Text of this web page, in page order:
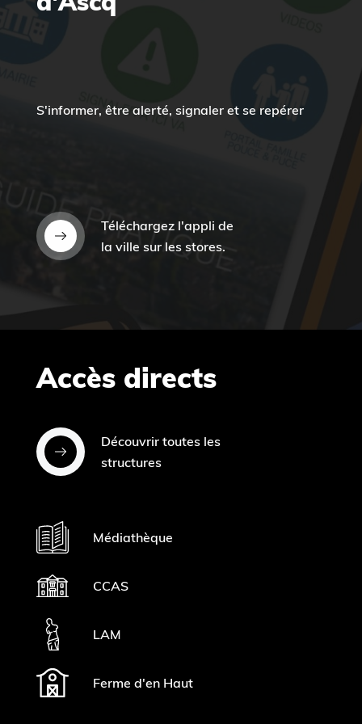
S'informer, être alerté, signaler et se repérer
Téléchargez l'appli de
la ville sur les stores.
Accès directs
Découvrir toutes les
structures
Médiathèque
CCAS
LAM
Ferme d'en Haut